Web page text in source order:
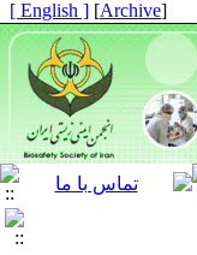
[
Archive
]
[ English ]